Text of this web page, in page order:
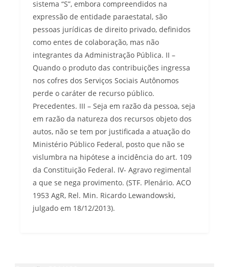
sistema “S”, embora compreendidos na
expressão de entidade paraestatal, são
pessoas jurídicas de direito privado, definidos
como entes de colaboração, mas não
integrantes da Administração Pública. II –
Quando o produto das contribuições ingressa
nos cofres dos Serviços Sociais Autônomos
perde o caráter de recurso público.
Precedentes. III – Seja em razão da pessoa, seja
em razão da natureza dos recursos objeto dos
autos, não se tem por justificada a atuação do
Ministério Público Federal, posto que não se
vislumbra na hipótese a incidência do art. 109
da Constituição Federal. IV- Agravo regimental
a que se nega provimento. (STF. Plenário. ACO
1953 AgR, Rel. Min. Ricardo Lewandowski,
julgado em 18/12/2013).